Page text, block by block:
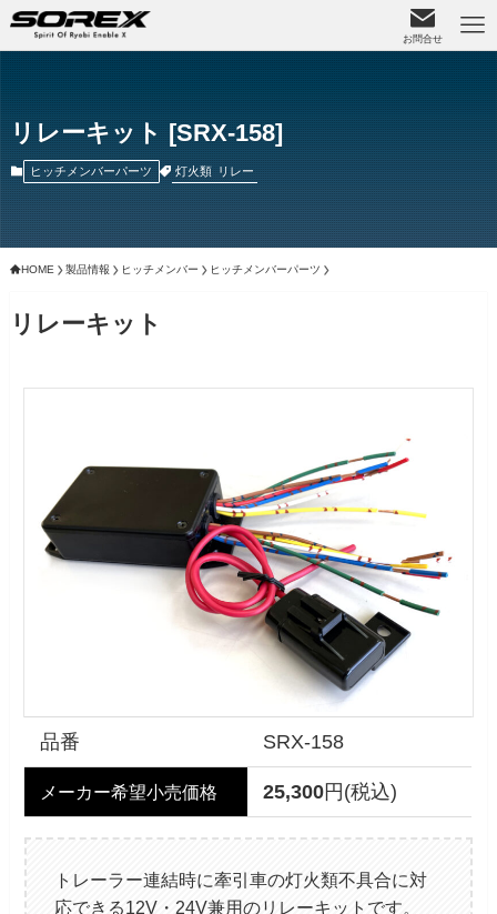
お問合せ
リレーキット [SRX-158]
ヒッチメンバーパーツ 灯火類 リレー
HOME 製品情報 ヒッチメンバー ヒッチメンバーパーツ
リレーキット
品番 SRX-158
メーカー希望小売価格 25,300円(税込)
トレーラー連結時に牽引車の灯火類不具合に対
応できる12V・24V兼用のリレーキットです。